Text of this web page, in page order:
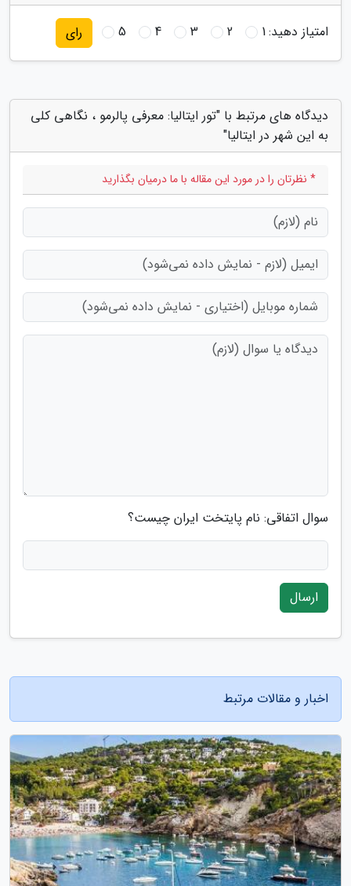
امتیاز دهید:1
2
3
4
5 رای
دیدگاه های مرتبط با "تور ایتالیا: معرفی پالرمو ، نگاهی کلی
به این شهر در ایتالیا"
* نظرتان را در مورد این مقاله با ما درمیان بگذارید
سوال اتفاقی: نام پایتخت ایران چیست؟
ارسال
اخبار و مقالات مرتبط